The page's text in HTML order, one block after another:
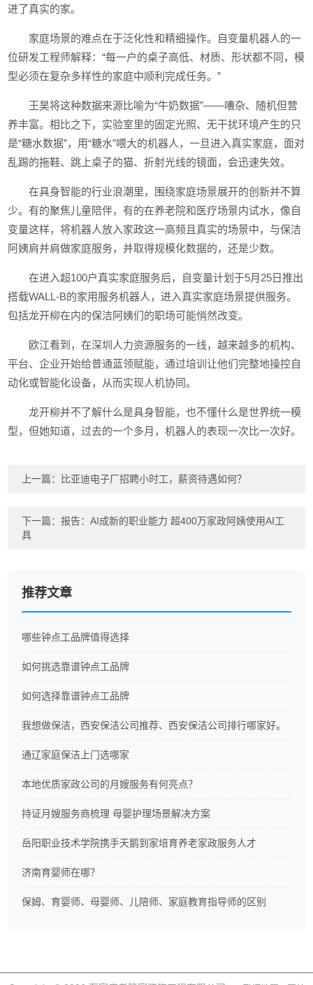
进了真实的家。
家庭场景的难点在于泛化性和精细操作。自变量机器人的一
位研发工程师解释：“每一户的桌子高低、材质、形状都不同，模
型必须在复杂多样性的家庭中顺利完成任务。”
王昊将这种数据来源比喻为“牛奶数据”——嘈杂、随机但营
养丰富。相比之下，实验室里的固定光照、无干扰环境产生的只
是“糖水数据”，用“糖水”喂大的机器人，一旦进入真实家庭，面对
乱踢的拖鞋、跳上桌子的猫、折射光线的镜面，会迅速失效。
在具身智能的行业浪潮里，围绕家庭场景展开的创新并不算
少。有的聚焦儿童陪伴，有的在养老院和医疗场景内试水，像自
变量这样，将机器人放入家政这一高频且真实的场景中，与保洁
阿姨肩并肩做家庭服务，并取得规模化数据的，还是少数。
在进入超100户真实家庭服务后，自变量计划于5月25日推出
搭载WALL-B的家用服务机器人，进入真实家庭场景提供服务。
包括龙开柳在内的保洁阿姨们的职场可能悄然改变。
欧江看到，在深圳人力资源服务的一线，越来越多的机构、
平台、企业开始给普通蓝领赋能，通过培训让他们完整地操控自
动化或智能化设备，从而实现人机协同。
龙开柳并不了解什么是具身智能，也不懂什么是世界统一模
型，但她知道，过去的一个多月，机器人的表现一次比一次好。
上一篇： 比亚迪电子厂招聘小时工，薪资待遇如何？
下一篇：报告：AI成新的职业能力 超400万家政阿姨使用AI工
具
推荐文章
哪些钟点工品牌值得选择
如何挑选靠谱钟点工品牌
如何选择靠谱钟点工品牌
我想做保洁，西安保洁公司推荐、西安保洁公司排行哪家好。
通辽家庭保洁上门选哪家
本地优质家政公司的月嫂服务有何亮点？
持证月嫂服务商梳理 母婴护理场景解决方案
岳阳职业技术学院携手天鹅到家培育养老家政服务人才
济南育婴师在哪？
保姆、育婴师、母婴师、儿陪师、家庭教育指导师的区别